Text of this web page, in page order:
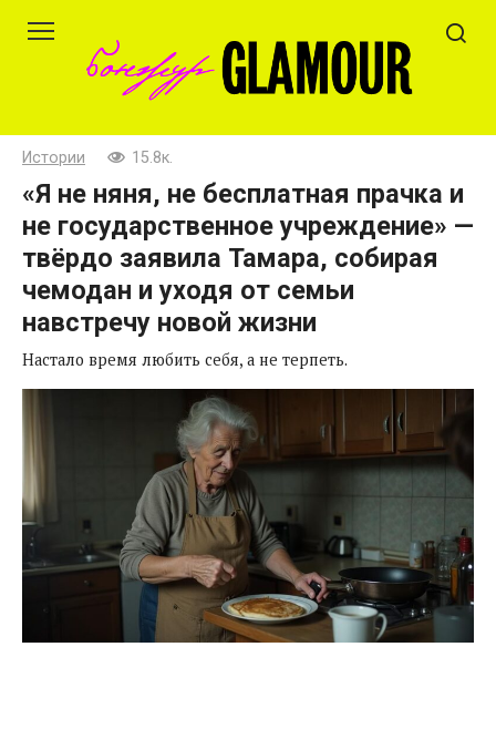
Истории 15.8к.
«Я не няня, не бесплатная прачка и
не государственное учреждение» —
твёрдо заявила Тамара, собирая
чемодан и уходя от семьи
навстречу новой жизни
Настало время любить себя, а не терпеть.